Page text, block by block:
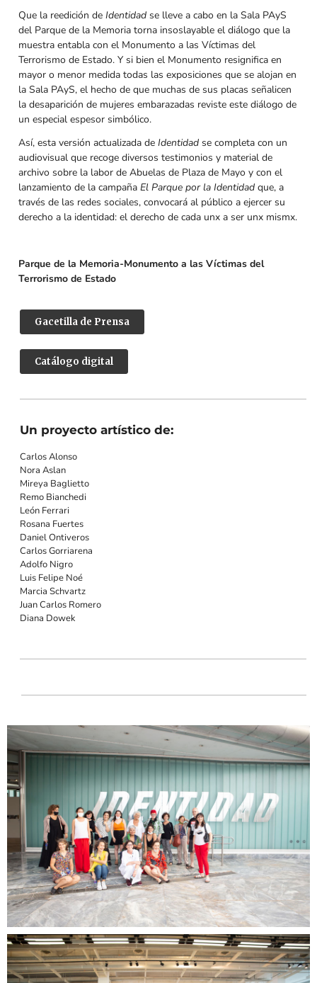
Que la reedición de Identidad se lleve a cabo en la Sala PAyS
del Parque de la Memoria torna insoslayable el diálogo que la
muestra entabla con el Monumento a las Víctimas del
Terrorismo de Estado. Y si bien el Monumento resignifica en
mayor o menor medida todas las exposiciones que se alojan en
la Sala PAyS, el hecho de que muchas de sus placas señalicen
la desaparición de mujeres embarazadas reviste este diálogo de
un especial espesor simbólico.
Así, esta versión actualizada de Identidad se completa con un
audiovisual que recoge diversos testimonios y material de
archivo sobre la labor de Abuelas de Plaza de Mayo y con el
lanzamiento de la campaña El Parque por la Identidad que, a
través de las redes sociales, convocará al público a ejercer su
derecho a la identidad: el derecho de cada unx a ser unx mismx.
Parque de la Memoria-Monumento a las Víctimas del
Terrorismo de Estado
Gacetilla de Prensa
Catálogo digital
Un proyecto artístico de:
Carlos Alonso
Nora Aslan
Mireya Baglietto
Remo Bianchedi
León Ferrari
Rosana Fuertes
Daniel Ontiveros
Carlos Gorriarena
Adolfo Nigro
Luis Felipe Noé
Marcia Schvartz
Juan Carlos Romero
Diana Dowek